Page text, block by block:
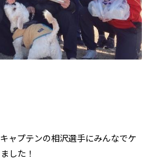
ャプテンの相沢選手にみんなでケ
した！